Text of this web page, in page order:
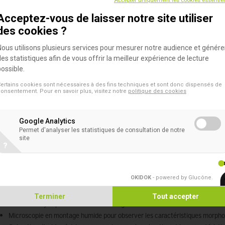
qualité et contiennent des populations spécifiques de
échantillons servent d’épreuves de contrôle de la qualité dans
l’aptitude du personnel à réaliser les procédures et
suspensions de parasites Microbiologics peuvent également
produit est conçu pour être utilisé avec une ou plusieurs des
Microscopie en montage humide pour observer les caractéristiques
vous de laisser notre site utiliser
cookies ?
utilisons plusieurs services pour mesurer notre audience et
statistiques afin de vous offrir la meilleur expérience de lecture
cookies sont nécessaires à des fins techniques et sont donc dispensés de
Pour en savoir plus, visitez notre politique des cookies
Google Analytics
Permet d'analyser les statistiques de consultation de notre
site
?
OKIDOK - powered by Glucône
Terminer Tout accepter